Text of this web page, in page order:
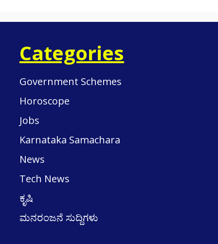
Categories
Government Schemes
Horoscope
Jobs
Karnataka Samachara
News
Tech News
ಕೃಷಿ
ಮನರಂಜನೆ ಸುದ್ದಿಗಳು